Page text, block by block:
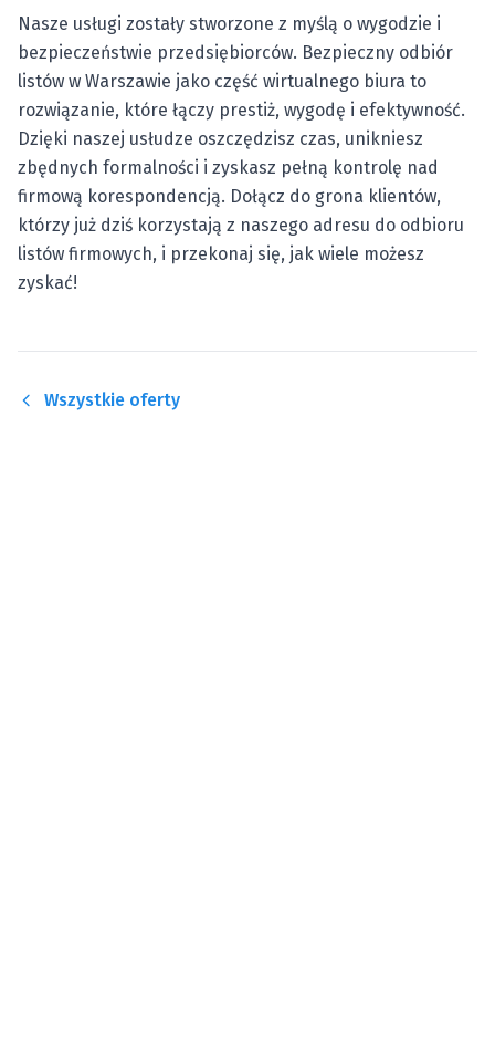
Nasze usługi zostały stworzone z myślą o wygodzie i
bezpieczeństwie przedsiębiorców. Bezpieczny odbiór
listów w Warszawie jako część wirtualnego biura to
rozwiązanie, które łączy prestiż, wygodę i efektywność.
Dzięki naszej usłudze oszczędzisz czas, unikniesz
zbędnych formalności i zyskasz pełną kontrolę nad
firmową korespondencją. Dołącz do grona klientów,
którzy już dziś korzystają z naszego adresu do odbioru
listów firmowych, i przekonaj się, jak wiele możesz
zyskać!
Wszystkie oferty